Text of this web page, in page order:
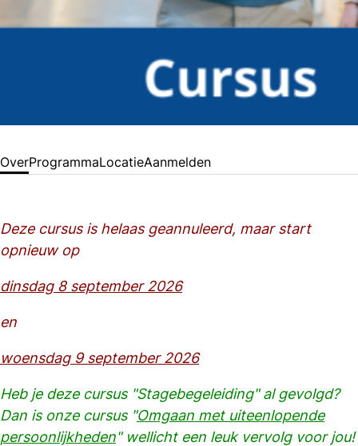
OverProgrammaLocatieAanmelden
Deze cursus is helaas geannuleerd, maar start
opnieuw op
dinsdag 8 september 2026
en
woensdag 9 september 2026
Heb je deze cursus "Stagebegeleiding" al gevolgd?
Dan is onze cursus "Omgaan met uiteenlopende
persoonlijkheden" wellicht een leuk vervolg voor jou!